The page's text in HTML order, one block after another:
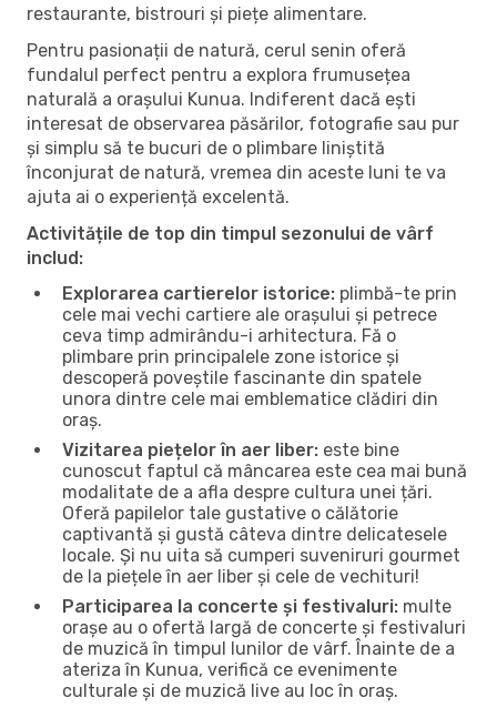
restaurante, bistrouri și piețe alimentare.
Pentru pasionații de natură, cerul senin oferă
fundalul perfect pentru a explora frumusețea
naturală a orașului Kunua. Indiferent dacă ești
interesat de observarea păsărilor, fotografie sau pur
și simplu să te bucuri de o plimbare liniștită
înconjurat de natură, vremea din aceste luni te va
ajuta ai o experiență excelentă.
Activitățile de top din timpul sezonului de vârf
includ:
Explorarea cartierelor istorice: plimbă-te prin
cele mai vechi cartiere ale orașului și petrece
ceva timp admirându-i arhitectura. Fă o
plimbare prin principalele zone istorice și
descoperă poveștile fascinante din spatele
unora dintre cele mai emblematice clădiri din
oraș.
Vizitarea piețelor în aer liber: este bine
cunoscut faptul că mâncarea este cea mai bună
modalitate de a afla despre cultura unei țări.
Oferă papilelor tale gustative o călătorie
captivantă și gustă câteva dintre delicatesele
locale. Și nu uita să cumperi suveniruri gourmet
de la piețele în aer liber și cele de vechituri!
Participarea la concerte și festivaluri: multe
orașe au o ofertă largă de concerte și festivaluri
de muzică în timpul lunilor de vârf. Înainte de a
ateriza în Kunua, verifică ce evenimente
culturale și de muzică live au loc în oraș.